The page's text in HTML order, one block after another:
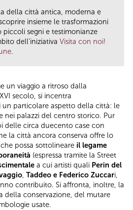
della città antica, moderna e
insieme le trasformazioni
piccoli segni e testimonianze
dell'iniziativa Visita con noi!
.
un viaggio a ritroso dalla
secolo, si incentra
particolare aspetto della città: le
nei palazzi del centro storico. Pur
delle circa duecento case con
la città ancora conserva offre lo
possa sottolineare il legame
(espressa tramite la Street
a cui artisti quali Perin del
, Taddeo e Federico Zuccari,
contribuito. Si affronta, inoltre, la
della conservazione, del mutare
usate.